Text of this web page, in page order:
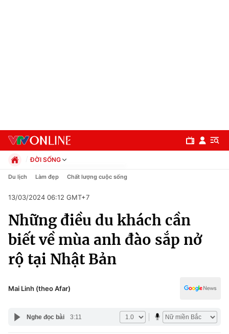
Chuyên mục
Chính trị
Xã hội
Pháp luật
Y tế
ĐỜI SỐNG
Chính trị
Pháp luật
Kinh tế
Thể thao
Truyền hình
Văn hóa - Giải trí
Y tế
Công nghệ
Du lịch Làm đẹp Chất lượng cuộc sống
13/03/2024 06:12 GMT+7
Những điều du khách cần
biết về mùa anh đào sắp nở
rộ tại Nhật Bản
Mai Linh (theo Afar)
Nghe đọc bài 3:11